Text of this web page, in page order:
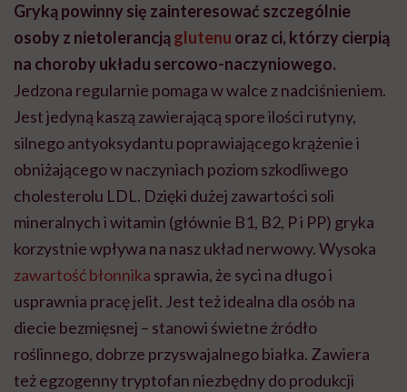
Gryką powinny się zainteresować szczególnie
osoby z nietolerancjąglutenu oraz ci, którzy cierpią
na choroby układu sercowo-naczyniowego.
Jedzona regularnie pomaga w walce z nadciśnieniem.
Jest jedyną kaszą zawierającą spore ilości rutyny,
silnego antyoksydantu poprawiającego krążenie i
obniżającego w naczyniach poziom szkodliwego
cholesterolu LDL. Dzięki dużej zawartości soli
mineralnych i witamin (głównie B1, B2, P i PP) gryka
korzystnie wpływa na nasz układ nerwowy. Wysoka
zawartość błonnika sprawia, że syci na długo i
usprawnia pracę jelit. Jest też idealna dla osób na
diecie bezmięsnej – stanowi świetne źródło
roślinnego, dobrze przyswajalnego białka. Zawiera
też egzogenny tryptofan niezbędny do produkcji